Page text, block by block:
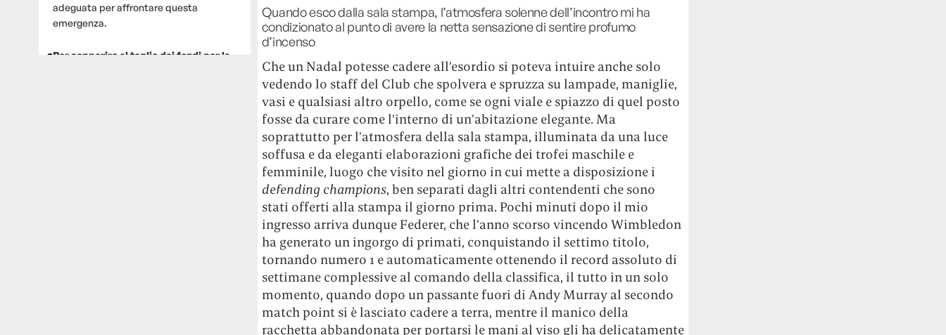
adeguata per affrontare questa
emergenza.
Per sopperire al taglio dei fondi per la
Quando esco dalla sala stampa, l’atmosfera solenne dell’incontro mi ha
condizionato al punto di avere la netta sensazione di sentire profumo
d’incenso
Che un Nadal potesse cadere all’esordio si poteva intuire anche solo
vedendo lo staff del Club che spolvera e spruzza su lampade, maniglie,
vasi e qualsiasi altro orpello, come se ogni viale e spiazzo di quel posto
fosse da curare come l’interno di un’abitazione elegante. Ma
soprattutto per l’atmosfera della sala stampa, illuminata da una luce
soffusa e da eleganti elaborazioni grafiche dei trofei maschile e
femminile, luogo che visito nel giorno in cui mette a disposizione i
defending champions, ben separati dagli altri contendenti che sono
stati offerti alla stampa il giorno prima. Pochi minuti dopo il mio
ingresso arriva dunque Federer, che l’anno scorso vincendo Wimbledon
ha generato un ingorgo di primati, conquistando il settimo titolo,
tornando numero 1 e automaticamente ottenendo il record assoluto di
settimane complessive al comando della classifica, il tutto in un solo
momento, quando dopo un passante fuori di Andy Murray al secondo
match point si è lasciato cadere a terra, mentre il manico della
racchetta abbandonata per portarsi le mani al viso gli ha delicatamente